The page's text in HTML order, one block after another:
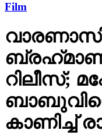
Film
റിലീസ്;
കാണിച്ച്